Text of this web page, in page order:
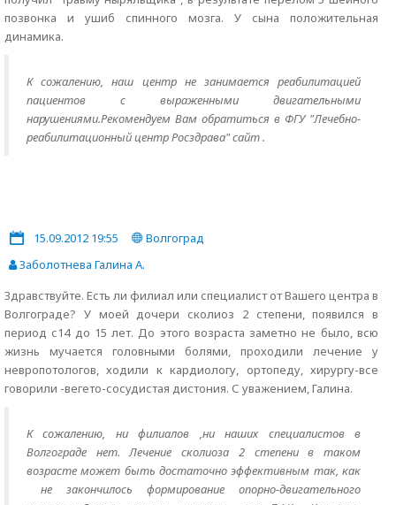
позвонка и ушиб спинного мозга. У сына положительная
динамика.
К сожалению, наш центр не занимается реабилитацией
пациентов с выраженными двигательными
нарушениями.Рекомендуем Вам обратиться в ФГУ "Лечебно-
реабилитационный центр Росздрава" сайт.
15.09.2012 19:55
Волгоград
Заболотнева Галина А.
Здравствуйте. Есть ли филиал или специалист от Вашего центра в
Волгограде? У моей дочери сколиоз 2 степени, появился в
период с14 до 15 лет. До этого возраста заметно не было, всю
жизнь мучается головными болями, проходили лечение у
невропотологов, ходили к кардиологу, ортопеду, хирургу-все
говорили -вегето-сосудистая дистония. С уважением, Галина.
К сожалению, ни филиалов ,ни наших специалистов в
Волгограде нет. Лечение сколиоза 2 степени в таком
возрасте может быть достаточно эффективным так, как
не закончилось формирование опорно-двигательного